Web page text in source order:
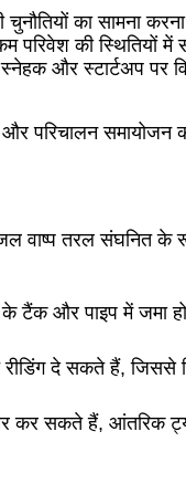
का सामना
परिवेश की स्थितियों
और स्टार्टअप पर
और परिचालन समायोजन
वाष्प तरल संघनित के
के टैंक और पाइप में जमा
दे सकते हैं, जिससे
कर सकते हैं, आंतरिक